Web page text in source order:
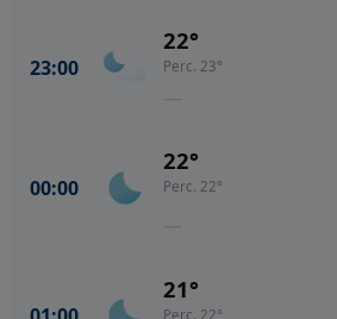
23:00
22°
Perc. 23°
—
00:00
22°
Perc. 22°
—
21°
Perc. 22°